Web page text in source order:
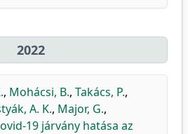
2022
, Mohácsi, B., Takács, P.,
A. K., Major, G.,
19 járvány hatása az